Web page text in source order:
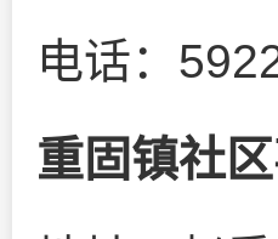
电话：
重固镇社